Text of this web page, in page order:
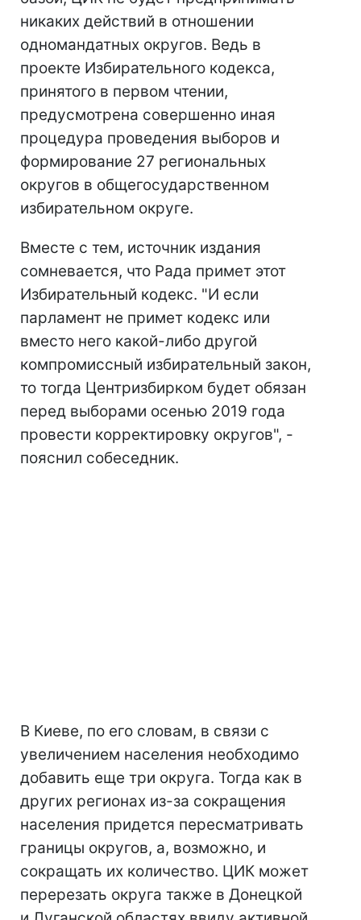
никаких действий в отношении
одномандатных округов. Ведь в
проекте Избирательного кодекса,
принятого в первом чтении,
предусмотрена совершенно иная
процедура проведения выборов и
формирование 27 региональных
округов в общегосударственном
избирательном округе.
Вместе с тем, источник издания
сомневается, что Рада примет этот
Избирательный кодекс. "И если
парламент не примет кодекс или
вместо него какой-либо другой
компромиссный избирательный закон,
то тогда Центризбирком будет обязан
перед выборами осенью 2019 года
провести корректировку округов", -
пояснил собеседник.
В Киеве, по его словам, в связи с
увеличением населения необходимо
добавить еще три округа. Тогда как в
других регионах из-за сокращения
населения придется пересматривать
границы округов, а, возможно, и
сокращать их количество. ЦИК может
перерезать округа также в Донецкой